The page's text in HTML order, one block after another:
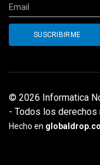
© 2026 Informatica
- Todos los derechos
Hecho en